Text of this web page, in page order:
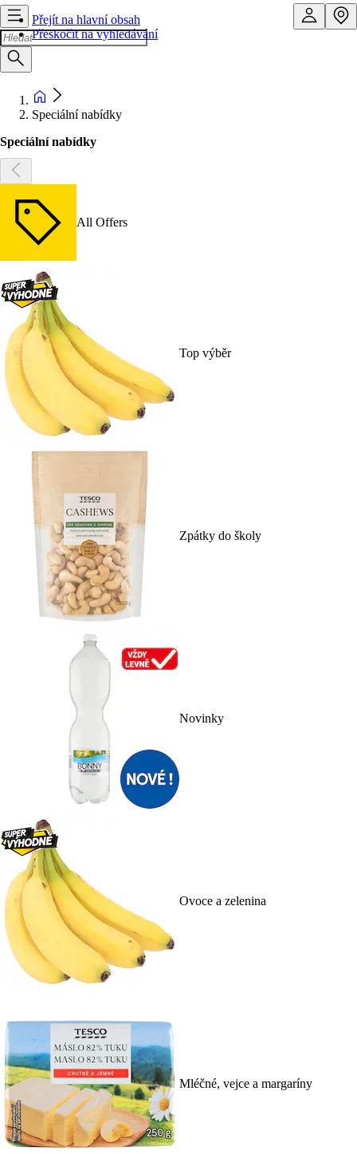
Přejít na hlavní obsah
Přeskočit na vyhledávání
Speciální nabídky
Speciální nabídky
All Offers
Top výběr
Zpátky do školy
Novinky
Ovoce a zelenina
Mléčné, vejce a margaríny